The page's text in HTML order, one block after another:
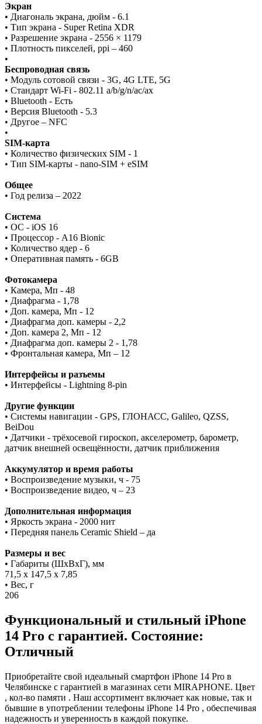
Экран
• Диагональ экрана, дюйм - 6.1
• Тип экрана - Super Retina XDR
• Разрешение экрана - 2556 × 1179
• Плотность пикселей, ppi – 460
•
Беспроводная связь
• Модуль сотовой связи - 3G, 4G LTE, 5G
• Стандарт Wi-Fi - 802.11 a/b/g/n/ac/ax
• Bluetooth - Есть
• Версия Bluetooth - 5.3
• Другое – NFC
•
SIM-карта
• Количество физических SIM - 1
• Тип SIM-карты - nano-SIM + eSIM
Общее
• Год релиза – 2022
Система
• ОС - iOS 16
• Процессор - A16 Bionic
• Количество ядер - 6
• Оперативная память - 6GB
Фотокамера
• Камера, Мп - 48
• Диафрагма - 1,78
• Доп. камера, Мп - 12
• Диафрагма доп. камеры - 2,2
• Доп. камера 2, Мп - 12
• Диафрагма доп. камеры 2 - 1,78
• Фронтальная камера, Мп – 12
Интерфейсы и разъемы
• Интерфейсы - Lightning 8-pin
Другие функции
• Системы навигации - GPS, ГЛОНАСС, Galileo, QZSS,
BeiDou
• Датчики - трёхосевой гироскоп, акселерометр, барометр,
датчик внешней освещённости, датчик приближения
Аккумулятор и время работы
• Воспроизведение музыки, ч - 75
• Воспроизведение видео, ч – 23
Дополнительная информация
• Яркость экрана - 2000 нит
• Передняя панель Ceramic Shield – да
Размеры и вес
• Габариты (ШxВxГ), мм
71,5 x 147,5 x 7,85
• Вес, г
206
Функциональный и стильный iPhone
14 Pro с гарантией. Состояние:
Отличный
Приобретайте свой идеальный смартфон iPhone 14 Pro в
Челябинске с гарантией в магазинах сети MIRAPHONE. Цвет
, кол-во памяти . Наш ассортимент включает как новые, так и
бывшие в употреблении телефоны iPhone 14 Pro , обеспечивая
надежность и уверенность в каждой покупке.